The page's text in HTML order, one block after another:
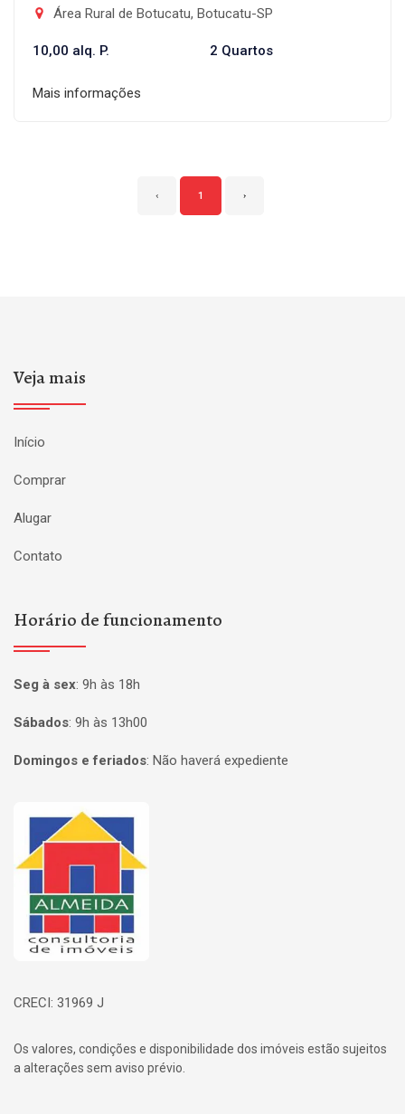
Área Rural de Botucatu, Botucatu-SP
10,00 alq. P. 2 Quartos
Mais informações
‹ 1 ›
Veja mais
Início
Comprar
Alugar
Contato
Horário de funcionamento
Seg à sex: 9h às 18h
Sábados: 9h às 13h00
Domingos e feriados: Não haverá expediente
Página inicial
CRECI: 31969 J
Os valores, condições e disponibilidade dos imóveis estão sujeitos
a alterações sem aviso prévio.